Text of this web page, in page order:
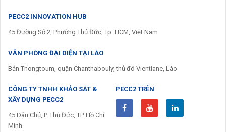
PECC2 INNOVATION HUB
45 Đường Số 2, Phường Thủ Đức, Tp. HCM, Việt Nam
VĂN PHÒNG ĐẠI DIỆN TẠI LÀO
Bản Thongtoum, quận Chanthabouly, thủ đô Vientiane, Lào
CÔNG TY TNHH KHẢO SÁT &
XÂY DỰNG PECC2
45 Dân Chủ, P. Thủ Đức, TP. Hồ Chí
Minh
PECC2 TRÊN